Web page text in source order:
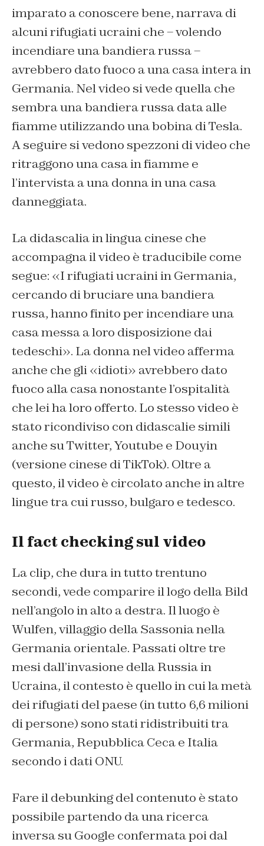
imparato a conoscere bene, narrava di
alcuni rifugiati ucraini che – volendo
incendiare una bandiera russa –
avrebbero dato fuoco a una casa intera in
Germania. Nel video si vede quella che
sembra una bandiera russa data alle
fiamme utilizzando una bobina di Tesla.
A seguire si vedono spezzoni di video che
ritraggono una casa in fiamme e
l’intervista a una donna in una casa
danneggiata.
La didascalia in lingua cinese che
accompagna il video è traducibile come
segue: «I rifugiati ucraini in Germania,
cercando di bruciare una bandiera
russa, hanno finito per incendiare una
casa messa a loro disposizione dai
tedeschi». La donna nel video afferma
anche che gli «idioti» avrebbero dato
fuoco alla casa nonostante l’ospitalità
che lei ha loro offerto. Lo stesso video è
stato ricondiviso con didascalie simili
anche su Twitter, Youtube e Douyin
(versione cinese di TikTok). Oltre a
questo, il video è circolato anche in altre
lingue tra cui russo, bulgaro e tedesco.
Il fact checking sul video
La clip, che dura in tutto trentuno
secondi, vede comparire il logo della Bild
nell’angolo in alto a destra. Il luogo è
Wulfen, villaggio della Sassonia nella
Germania orientale. Passati oltre tre
mesi dall’invasione della Russia in
Ucraina, il contesto è quello in cui la metà
dei rifugiati del paese (in tutto 6,6 milioni
di persone) sono stati ridistribuiti tra
Germania, Repubblica Ceca e Italia
secondo i dati ONU.
Fare il debunking del contenuto è stato
possibile partendo da una ricerca
inversa su Google confermata poi dal